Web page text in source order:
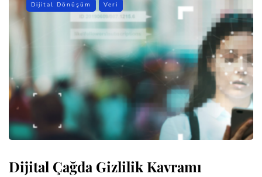
Dijital Dönüşüm Veri
Dijital Çağda Gizlilik Kavramı